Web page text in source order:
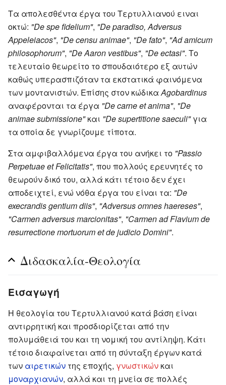
Τα απολεσθέντα έργα του Τερτυλλιανού ειναι
οκτώ: "De spe fidelium", "De paradiso, Adversus
Appeleiacos", "De censu animae", "De fato", "Ad amicum
philosophorum", "De Aaron vestibus", "De ectasi". Το
τελευταίο θεωρείτο το σπουδαιότερο εξ αυτών
καθώς υπερασπιζόταν τα εκστατικά φαινόμενα
των μοντανιστών. Επίσης στον κώδικα Agobardinus
αναφέρονται τα έργα "De carne et anima", "De
animae submissione"και "De supertitione saeculi"για
τα οποία δε γνωρίζουμε τίποτα.
Στα αμφιβαλλόμενα έργα του ανήκει το "Passio
Perpetuae et Felicitatis", που πολλούς ερευνητές το
θεωρούν δικό του, αλλά κάτι τέτοιο δεν έχει
αποδειχτεί, ενώ νόθα έργα του είναι τα: "De
execrandis gentium diis", "Adversus omnes haereses",
"Carmen adversus marcionitas", "Carmen ad Flavium de
resurrectione mortuorum et de judicio Domini".
Διδασκαλία-Θεολογία
Εισαγωγή
Η θεολογία του Τερτυλλιανού κατά βάση είναι
αντιρρητική και προσδιορίζεται από την
πολυμάθειά του και τη νομική του αντίληψη. Κάτι
τέτοιο διαφαίνεται από τη σύνταξη έργων κατά
των αιρετικών της εποχής, γνωστικών και
μοναρχιανών, αλλά και τη μνεία σε πολλές